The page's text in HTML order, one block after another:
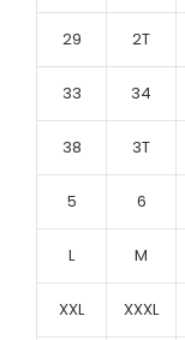
29 2T
33 34
38 3T
5 6
L M
XXL XXXL